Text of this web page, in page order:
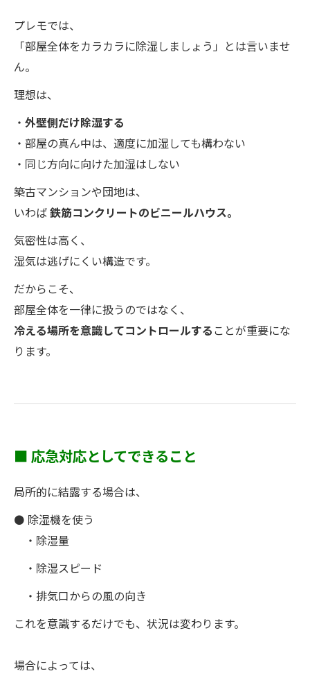
プレモでは、
「部屋全体をカラカラに除湿しましょう」とは言いませ
ん。
理想は、
・ 外壁側だけ除湿する
・部屋の真ん中は、適度に加湿しても構わない
・同じ方向に向けた加湿はしない
築古マンションや団地は、
いわば鉄筋コンクリートのビニールハウス。
気密性は高く、
湿気は逃げにくい構造です。
だからこそ、
部屋全体を一律に扱うのではなく、
冷える場所を意識してコントロールする ことが重要にな
ります。
■ 応急対応としてできること
局所的に結露する場合は、
⚫ 除湿機を使う
・除湿量
・除湿スピード
・排気口からの風の向き
これを意識するだけでも、状況は変わります。
場合によっては、